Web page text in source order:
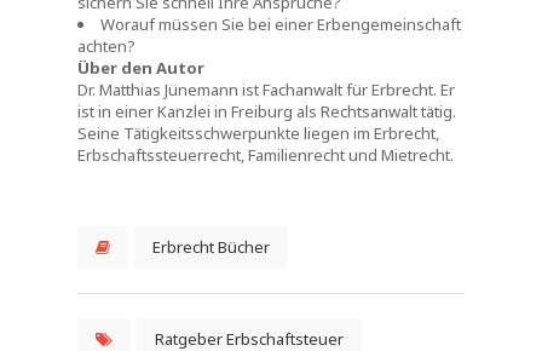
Worauf müssen Sie bei einer Erbengemeinschaft
achten?
Über den Autor
Dr. Matthias Jünemann ist Fachanwalt für Erbrecht. Er
ist in einer Kanzlei in Freiburg als Rechtsanwalt tätig.
Seine Tätigkeitsschwerpunkte liegen im Erbrecht,
Erbschaftssteuerrecht, Familienrecht und Mietrecht.
Erbrecht Bücher
Ratgeber Erbschaftsteuer